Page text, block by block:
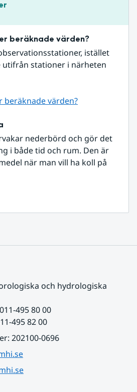
beräknade värden?
istället
utifrån stationer i närheten
beräknade värden?
nederbörd och gör det
i både tid och rum. Den är
när man vill ha koll på
och hydrologiska
495 80 00
495 82 00
202100-0696